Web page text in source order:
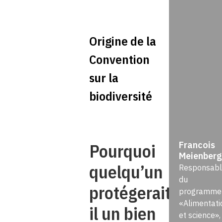
Origine de la
Convention
sur la
biodiversité
Pourquoi
quelqu’un
protégerait-
il un bien
Francois
Meienberg
du
programme
et science»,